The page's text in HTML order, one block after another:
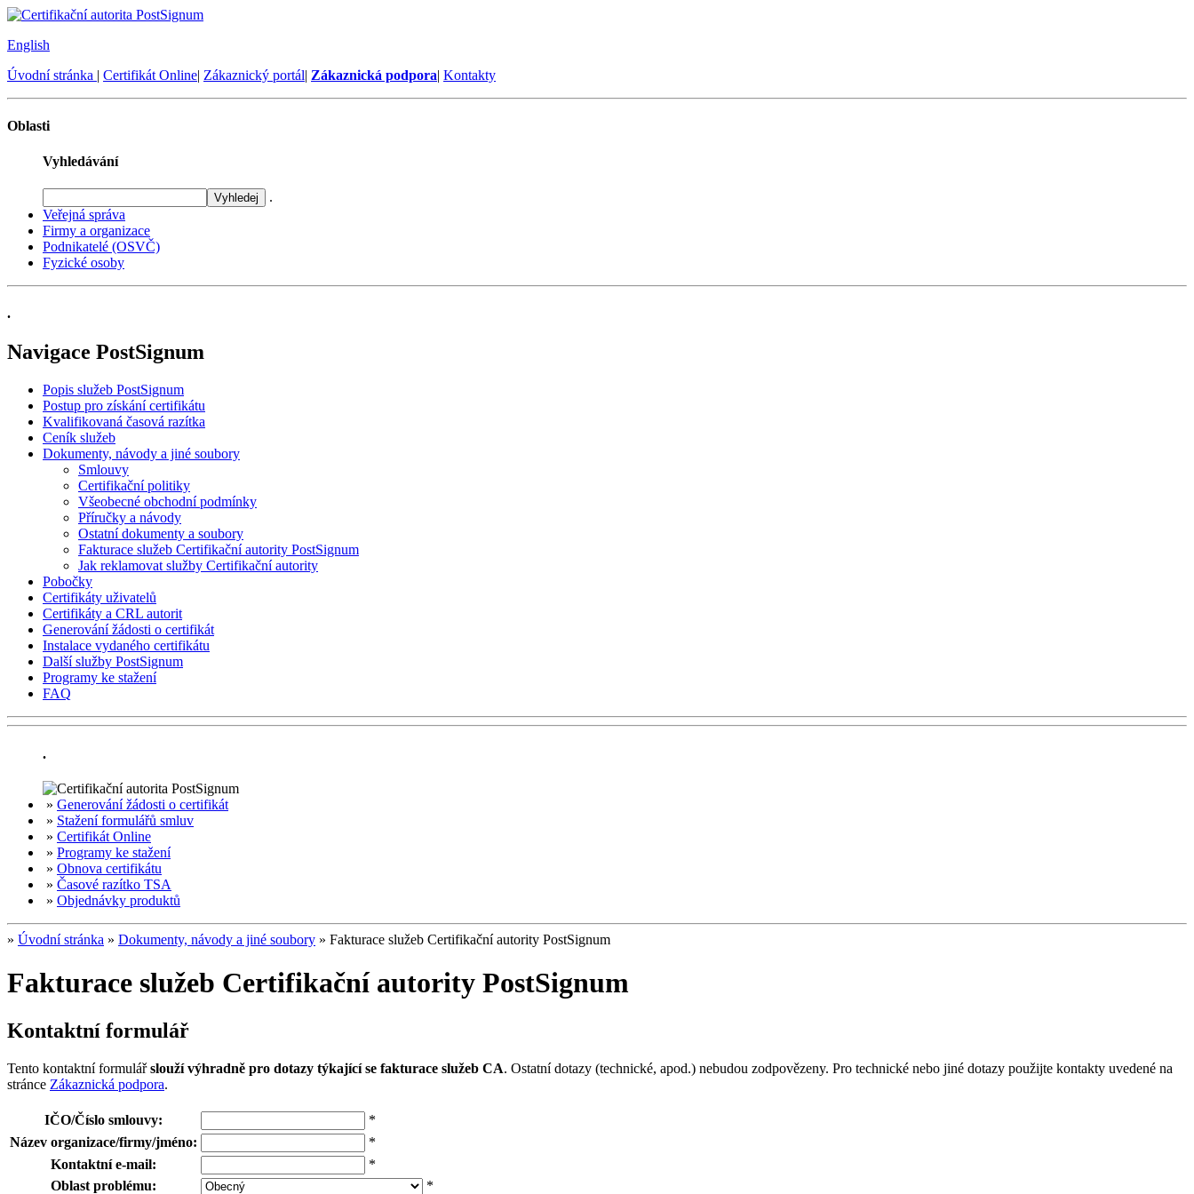
English
Úvodní stránka | Certifikát Online| Zákaznický portál| Zákaznická podpora| Kontakty
Oblasti
Vyhledávání
.
Veřejná správa
Firmy a organizace
Podnikatelé (OSVČ)
Fyzické osoby
.
Navigace PostSignum
Popis služeb PostSignum
Postup pro získání certifikátu
Kvalifikovaná časová razítka
Ceník služeb
Dokumenty, návody a jiné soubory
Smlouvy
Certifikační politiky
Všeobecné obchodní podmínky
Příručky a návody
Ostatní dokumenty a soubory
Fakturace služeb Certifikační autority PostSignum
Jak reklamovat služby Certifikační autority
Pobočky
Certifikáty uživatelů
Certifikáty a CRL autorit
Generování žádosti o certifikát
Instalace vydaného certifikátu
Další služby PostSignum
Programy ke stažení
FAQ
.
» Generování žádosti o certifikát
» Stažení formulářů smluv
» Certifikát Online
» Programy ke stažení
» Obnova certifikátu
» Časové razítko TSA
» Objednávky produktů
» Úvodní stránka » Dokumenty, návody a jiné soubory » Fakturace služeb Certifikační autority PostSignum
Fakturace služeb Certifikační autority PostSignum
Kontaktní formulář
Tento kontaktní formulářslouží výhradně pro dotazy týkající se fakturace služeb CA. Ostatní dotazy (technické, apod.) nebudou zodpovězeny. Pro technické nebo jiné dotazy použijte kontakty uvedené na
stránce Zákaznická podpora.
IČO/Číslo smlouvy:
*
Název organizace/firmy/jméno:
*
Kontaktní e-mail:
*
Oblast problému:
*